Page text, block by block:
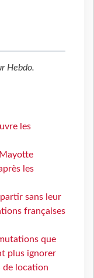
Hebdo.
les
les
sans leur
françaises
que
plus ignorer
de location